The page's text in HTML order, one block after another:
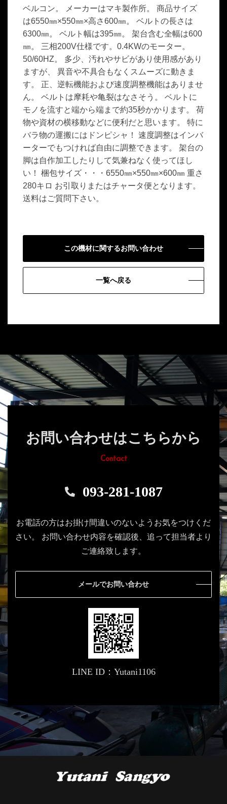
ベルコン。 メーカーはマキ製作所。 商品サイズ
は6550㎜×550㎜×高さ600㎜。 ベルトの長さは
6300㎜。 ベルト幅は395㎜。 架台含む全幅は600
㎜。 三相200V仕様です。0.4KWのモーター。
50/60HZ。 多少、汚れやサビがあり使用感があり
ますが、 異音や不具合もなくスムーズに動きま
す。 正、逆転機能および速度調整機能はありませ
ん。 ベルトは摩耗や亀裂はなさそう。 ベルトに
モノを流すと端から端まで約35秒かかります。 荷
物や資材の横移動などに便利だと思います。 特に
バラ物の運搬にはドンピシャ！ 速度調整はインバ
ーターでもつければ自由に調整できます。 架台の
脚は自作加工したりして気兼ねなく使ってほし
い！ 梱包サイズ・・・6550㎜×550㎜×600㎜ 重さ
280キロ お引取りまたはチャータ便となります。
送料はご質問下さい。
この機材に関するお問い合わせ
一覧へ戻る
お問い合わせはこちらから
Contact
093-281-1087
お電話の方はお掛け間違いのないようお気をつけくだ
さい。
お問い合わせ内容を確認後、追って担当者より
ご連絡致します。
メールでお問い合わせ
LINE ID：Yutani1106